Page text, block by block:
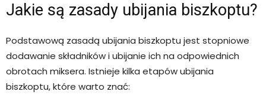
Jakie są zasady ubijania biszkoptu?
Podstawową zasadą ubijania biszkoptu jest stopniowe
dodawanie składników i ubijanie ich na odpowiednich
obrotach miksera. Istnieje kilka etapów ubijania
biszkoptu, które warto znać: